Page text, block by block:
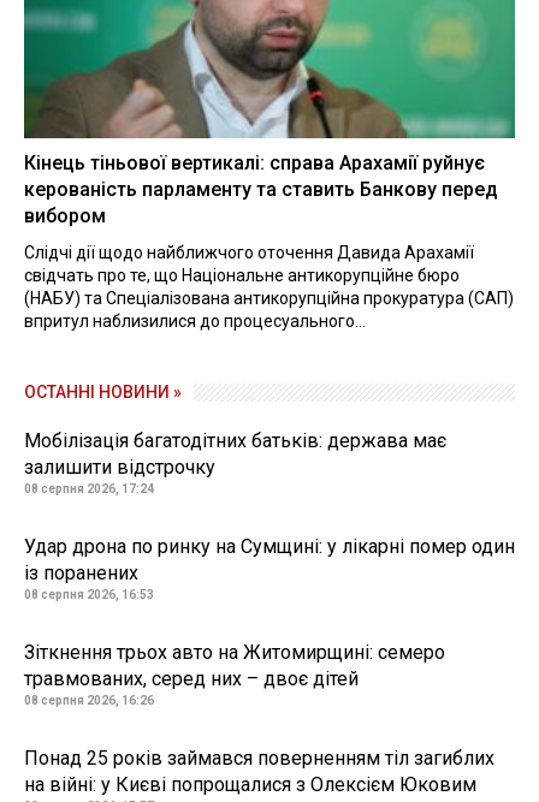
Кінець тіньової вертикалі: справа Арахамії руйнує
керованість парламенту та ставить Банкову перед
вибором
Слідчі дії щодо найближчого оточення Давида Арахамії
свідчать про те, що Національне антикорупційне бюро
(НАБУ) та Спеціалізована антикорупційна прокуратура (САП)
впритул наблизилися до процесуального...
ОСТАННІ НОВИНИ »
Мобілізація багатодітних батьків: держава має
залишити відстрочку
08 серпня 2026, 17:24
Удар дрона по ринку на Сумщині: у лікарні помер один
із поранених
08 серпня 2026, 16:53
Зіткнення трьох авто на Житомирщині: семеро
травмованих, серед них – двоє дітей
08 серпня 2026, 16:26
Понад 25 років займався поверненням тіл загиблих
на війні: у Києві попрощалися з Олексієм Юковим